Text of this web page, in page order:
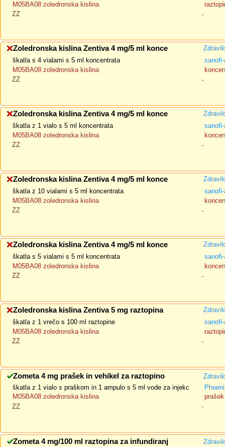
M05BA08 zoledronska kislina
ZZ
-
Zoledronska kislina Zentiva 4 mg/5 ml konce
škatla s 4 vialami s 5 ml koncentrata
M05BA08 zoledronska kislina
ZZ
-
Zoledronska kislina Zentiva 4 mg/5 ml konce
škatla z 1 vialo s 5 ml koncentrata
M05BA08 zoledronska kislina
ZZ
-
Zoledronska kislina Zentiva 4 mg/5 ml konce
škatla z 10 vialami s 5 ml koncentrata
M05BA08 zoledronska kislina
ZZ
-
Zoledronska kislina Zentiva 4 mg/5 ml konce
škatla s 5 vialami s 5 ml koncentrata
M05BA08 zoledronska kislina
ZZ
-
Zoledronska kislina Zentiva 5 mg raztopina
škatla z 1 vrečo s 100 ml raztopine
M05BA08 zoledronska kislina
ZZ
-
Zometa 4 mg prašek in vehikel za raztopino
škatla z 1 vialo s praškom in 1 ampulo s 5 ml vode za injekc
M05BA08 zoledronska kislina
ZZ
-
Zometa 4 mg/100 ml raztopina za infundiranj